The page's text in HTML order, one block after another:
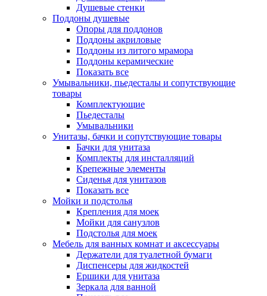
Душевые стенки
Поддоны душевые
Опоры для поддонов
Поддоны акриловые
Поддоны из литого мрамора
Поддоны керамические
Показать все
Умывальники, пьедесталы и сопутствующие
товары
Комплектующие
Пьедесталы
Умывальники
Унитазы, бачки и сопутствующие товары
Бачки для унитаза
Комплекты для инсталляций
Крепежные элементы
Сиденья для унитазов
Показать все
Мойки и подстолья
Крепления для моек
Мойки для санузлов
Подстолья для моек
Мебель для ванных комнат и аксессуары
Держатели для туалетной бумаги
Диспенсеры для жидкостей
Ершики для унитаза
Зеркала для ванной